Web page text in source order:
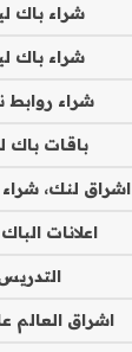
شراء باك
شراء باك
شراء روابط
باقات باك
اشراق لنك، شراء
اعلانات
اشراق العالم